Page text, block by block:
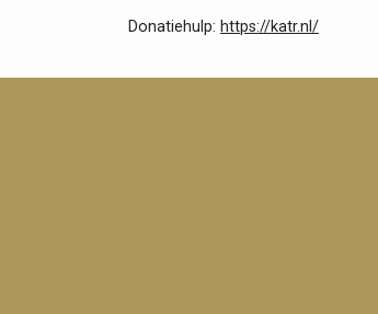
Donatiehulp: https://katr.nl/